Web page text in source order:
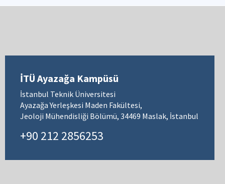
İTÜ Ayazağa Kampüsü
İstanbul Teknik Üniversitesi
Ayazağa Yerleşkesi Maden Fakültesi,
Jeoloji Mühendisliği Bölümü, 34469 Maslak, İstanbul
+90 212 2856253